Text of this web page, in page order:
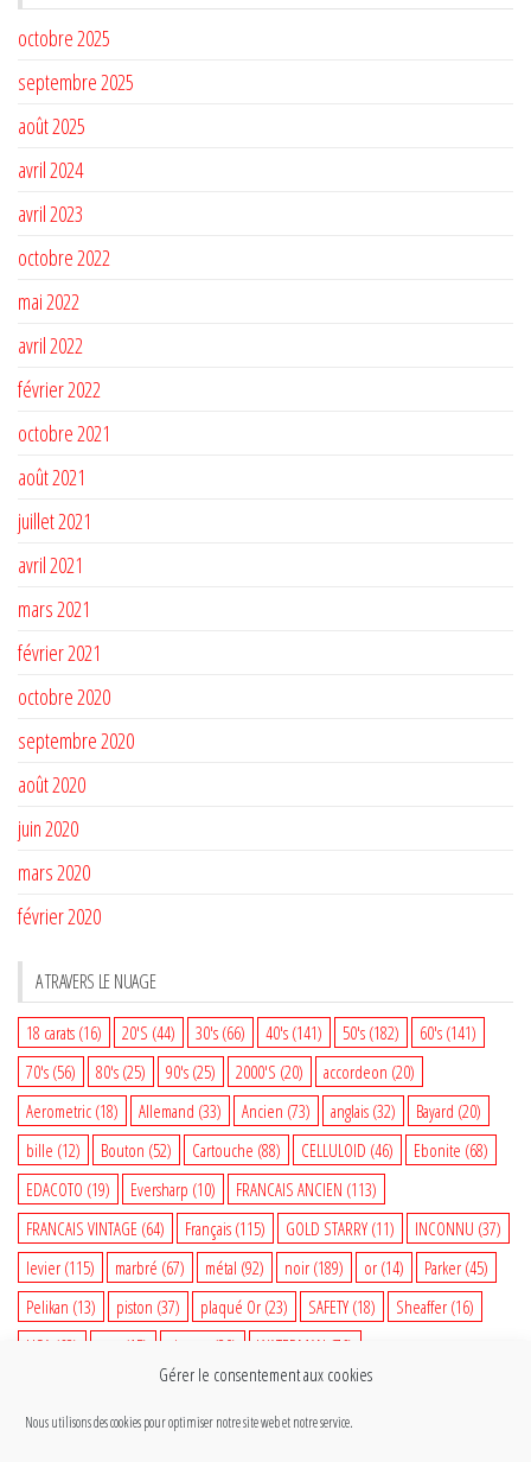
Gérer le consentement aux cookies
Nous utilisons des cookies pour optimiser notre site web et notre service.
octobre 2025
septembre 2025
août 2025
avril 2024
avril 2023
octobre 2022
mai 2022
avril 2022
février 2022
octobre 2021
août 2021
juillet 2021
avril 2021
mars 2021
février 2021
octobre 2020
septembre 2020
août 2020
juin 2020
mars 2020
février 2020
A TRAVERS LE NUAGE
18 carats (16) 20'S (44) 30's (66) 40's (141) 50's (182) 60's (141)
70's (56) 80's (25) 90's (25) 2000'S (20) accordeon (20)
Aerometric (18) Allemand (33) Ancien (73) anglais (32) Bayard (20)
bille (12) Bouton (52) Cartouche (88) CELLULOID (46) Ebonite (68)
EDACOTO (19) Eversharp (10) FRANCAIS ANCIEN (113)
FRANCAIS VINTAGE (64) Français (115) GOLD STARRY (11) INCONNU (37)
levier (115) marbré (67) métal (92) noir (189) or (14) Parker (45)
Pelikan (13) piston (37) plaqué Or (23) SAFETY (18) Sheaffer (16)
USA (68) (15) vintage (80) WATERMAN (76)
(35) woodgrain(14)